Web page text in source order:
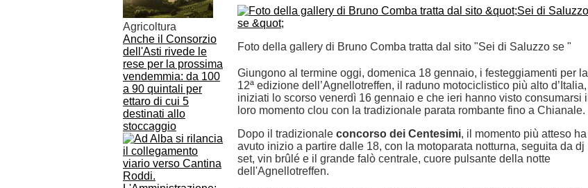
Agricoltura
Anche il Consorzio
dell'Asti rivede le
rese per la prossima
vendemmia: da 100
a 90 quintali per
ettaro di cui 5
destinati allo
stoccaggio
Foto della gallery di Bruno Comba tratta dal sito "Sei di Saluzzo se "
Giungono al termine oggi, domenica 18 gennaio, i festeggiamenti per la
12ª edizione dell’Agnellotreffen, il raduno motociclistico più alto d’Italia,
iniziati lo scorso venerdì 16 gennaio e che ieri hanno visto consumarsi il
loro momento clou con la tradizionale parata rombante fino a Chianale.
Dopo il tradizionale concorso dei Centesimi, il momento più atteso ha
avuto inizio a partire dalle 18, con la motoparata notturna, seguita da dj
set, vin brûlé e il grande falò centrale, cuore pulsante della notte
dell'Agnellotreffen.